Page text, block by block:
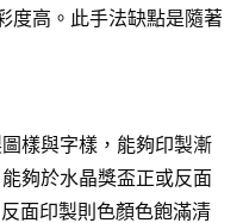
度高。此手法缺點是隨著
樣與字樣，能夠印製漸
夠於水晶獎盃正或反面
面印製則色顏色飽滿清